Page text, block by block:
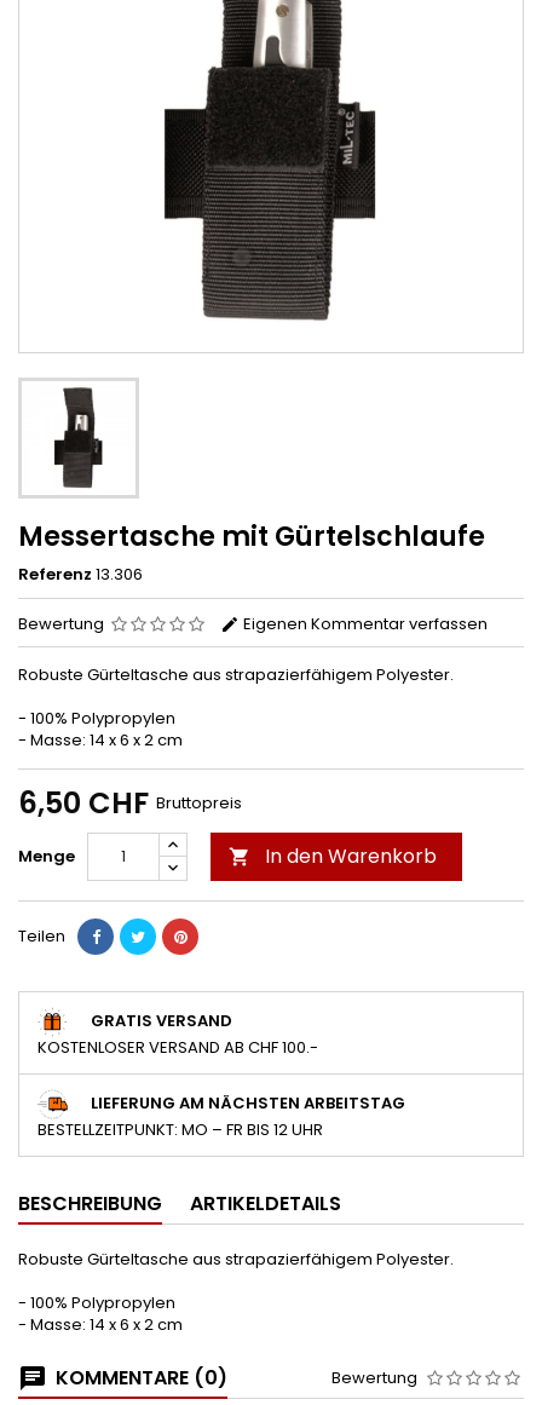
Messertasche mit Gürtelschlaufe
Referenz 13.306
Bewertung Eigenen Kommentar verfassen
Robuste Gürteltasche aus strapazierfähigem Polyester.
- 100% Polypropylen
- Masse: 14 x 6 x 2 cm
6,50 CHF Bruttopreis
Menge  In den Warenkorb
Teilen
GRATIS VERSAND
KOSTENLOSER VERSAND AB CHF 100.-
LIEFERUNG AM NÄCHSTEN ARBEITSTAG
BESTELLZEITPUNKT: MO – FR BIS 12 UHR
BESCHREIBUNG ARTIKELDETAILS
Robuste Gürteltasche aus strapazierfähigem Polyester.
- 100% Polypropylen
- Masse: 14 x 6 x 2 cm
KOMMENTARE (0) Bewertung